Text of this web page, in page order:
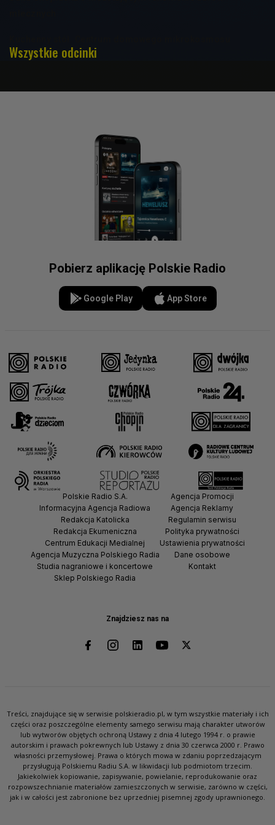
Wszystkie odcinki
Pobierz aplikację Polskie Radio
Google Play App Store
Znajdziesz nas na
Polskie Radio S.A.
Informacyjna Agencja Radiowa
Redakcja Katolicka
Redakcja Ekumeniczna
Centrum Edukacji Medialnej
Agencja Muzyczna Polskiego Radia
Studia nagraniowe i koncertowe
Sklep Polskiego Radia
Agencja Promocji
Agencja Reklamy
Regulamin serwisu
Polityka prywatności
Ustawienia prywatności
Dane osobowe
Kontakt
Treści, znajdujące się w serwisie polskieradio.pl, w tym wszystkie materiały i ich
części oraz poszczególne elementy samego serwisu mają charakter utworów
lub wytworów objętych ochroną Ustawy z dnia 4 lutego 1994 r. o prawie
autorskim i prawach pokrewnych lub Ustawy z dnia 30 czerwca 2000 r. Prawo
własności przemysłowej. Prawa o których mowa w zdaniu poprzedzającym
przysługują Polskiemu Radiu S.A. w likwidacji lub podmiotom trzecim.
Jakiekolwiek kopiowanie, zapisywanie, powielanie, reprodukowanie oraz
rozpowszechnianie materiałów zamieszczonych w serwisie, zarówno w części,
jak i w całości jest zabronione bez uprzedniej pisemnej zgody uprawnionego.